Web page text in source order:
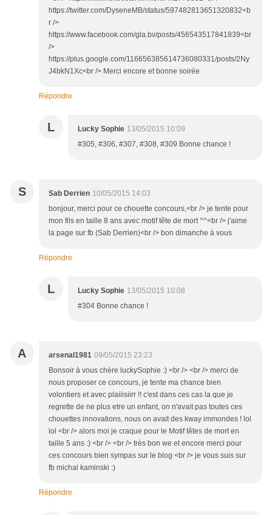
https://twitter.com/DyseneMB/status/597482813651320832<b
r />
https://www.facebook.com/gla.bv/posts/456543517841839<br
/>
https://plus.google.com/116656385614736080331/posts/2Ny
J4bkN1Xc<br /> Merci encore et bonne soirée
Répondre
L Lucky Sophie 13/05/2015 10:09
#305, #306, #307, #308, #309 Bonne chance !
S Sab Derrien 10/05/2015 14:03
bonjour, merci pour ce chouette concours,<br /> je tente pour
mon fils en taille 8 ans avec motif tête de mort ^^<br /> j'aime
la page sur fb (Sab Derrien)<br /> bon dimanche à vous
Répondre
L Lucky Sophie 13/05/2015 10:08
#304 Bonne chance !
A arsenal1981 09/05/2015 23:23
Bonsoir à vous chère luckySophie :) <br /> <br /> merci de
nous proposer ce concours, je tente ma chance bien
volontiers et avec plaiiisiirr !! c'est dans ces cas la que je
regrette de ne plus etre un enfant, on n'avait pas toutes ces
chouettes innovations, nous on avait des kway immondes ! lol
lol <br /> alors moi je craque pour le Motif têtes de mort en
taille 5 ans :) <br /> <br /> très bon we et encore merci pour
ces concours bien sympas sur le blog <br /> je vous suis sur
fb michal kaminski :)
Répondre